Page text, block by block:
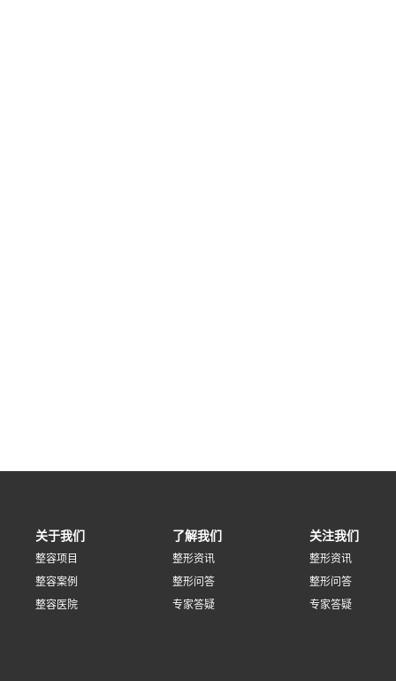
关于我们
整容项目
整容案例
整容医院
了解我们
整形资讯
整形问答
专家答疑
关注我们
整形资讯
整形问答
专家答疑